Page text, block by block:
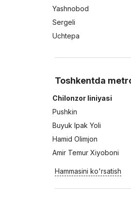
Yashnobod
Sergeli
Uchtepa
Toshkentda
Chilonzor liniyasi
Pushkin
Buyuk Ipak Yoli
Hamid Olimjon
Amir Temur Xiyoboni
Hammasini ko'rsatish